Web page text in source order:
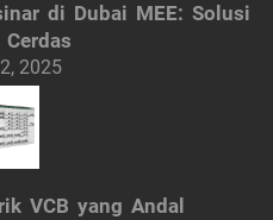
di Dubai MEE: Solusi
2025
VCB yang Andal